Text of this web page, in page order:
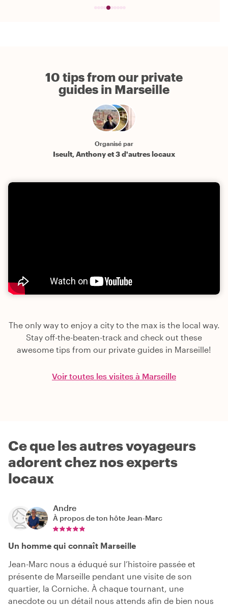
10 tips from our private
guides in Marseille
Organisé par
Iseult, Anthony et 3 d'autres locaux
The only way to enjoy a city to the max is the local way.
Stay off-the-beaten-track and check out these
awesome tips from our private guides in Marseille!
Voir toutes les visites à Marseille
Ce que les autres voyageurs
adorent chez nos experts
locaux
Andre
À propos de ton hôte Jean-Marc
Un homme qui connaît Marseille
Jean-Marc nous a éduqué sur l’histoire passée et
présente de Marseille pendant une visite de son
quartier, la Corniche. À chaque tournant, une
anecdote ou un détail nous attends afin de bien nous